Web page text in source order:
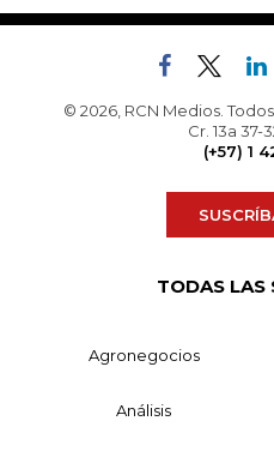
© 2026, RCN Medios.
Cr. 13a 37-
(+57) 1
TODAS LAS
Agronegocios
Análisis